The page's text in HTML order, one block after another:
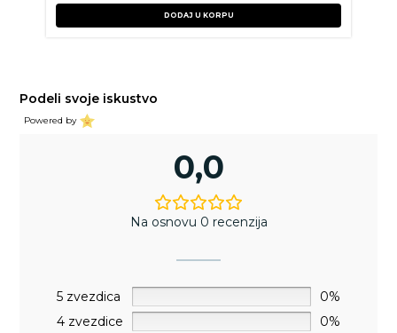
DODAJ U KORPU
Podeli svoje iskustvo
Powered by
0,0
Na osnovu 0 recenzija
5 zvezdica
0%
4 zvezdice
0%